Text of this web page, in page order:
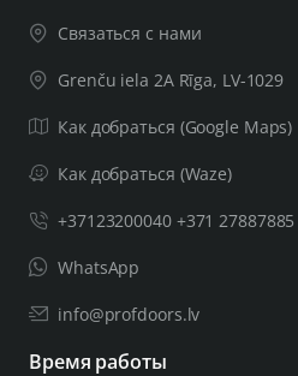
Связаться с нами
Grenču iela 2A Rīga, LV-1029
Как добраться (Google Maps)
Как добраться (Waze)
+37123200040 +371 27887885
WhatsApp
info@profdoors.lv
Время работы